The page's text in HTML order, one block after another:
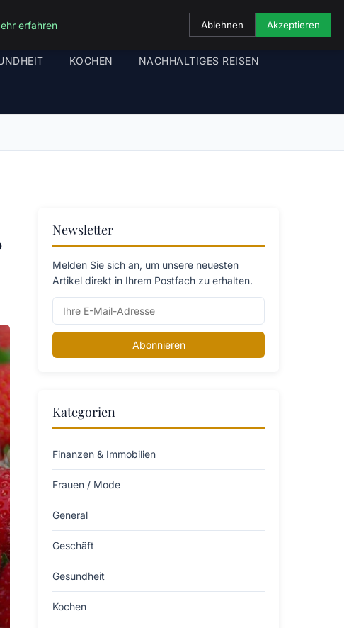
KOCHEN NACHHALTIGES REISEN
Newsletter
Melden Sie sich an, um unsere neuesten
Artikel direkt in Ihrem Postfach zu erhalten.
Abonnieren
Kategorien
Finanzen & Immobilien
Frauen / Mode
General
Geschäft
Gesundheit
Kochen
erfahren Ablehnen Akzeptieren